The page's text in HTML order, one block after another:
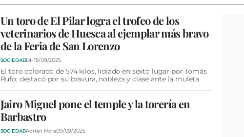
Un toro de El Pilar logra el trofeo de los
veterinarios de Huesca al ejemplar más bravo
de la Feria de San Lorenzo
SOCIEDADDH15/09/2025
El toro colorado de 574 kilos, lidiado en sexto lugar por Tomás
Rufo, destacó por su bravura, nobleza y clase ante la muleta
Jairo Miguel pone el temple y la torería en
Barbastro
SOCIEDADAdrián Mora09/09/2025